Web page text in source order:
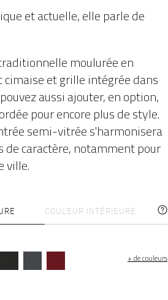
et actuelle, elle parle de
moulurée en
et grille intégrée dans
aussi ajouter, en option,
pour encore plus de style.
semi-vitrée s'harmonisera
de caractère, notamment pour
ville.
COULEUR INTÉRIEURE
+ de couleurs